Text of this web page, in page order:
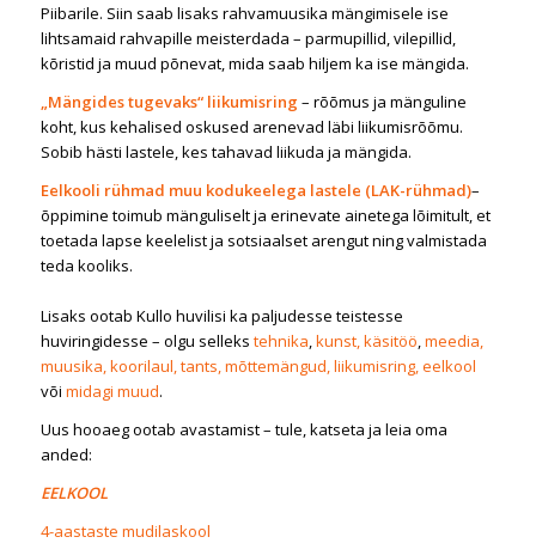
Piibarile. Siin saab lisaks rahvamuusika mängimisele ise
lihtsamaid rahvapille meisterdada – parmupillid, vilepillid,
kõristid ja muud põnevat, mida saab hiljem ka ise mängida.
„Mängides tugevaks“ liikumisring – rõõmus ja mänguline
koht, kus kehalised oskused arenevad läbi liikumisrõõmu.
Sobib hästi lastele, kes tahavad liikuda ja mängida.
Eelkooli rühmad muu kodukeelega lastele (LAK-rühmad)–
õppimine toimub mänguliselt ja erinevate ainetega lõimitult, et
toetada lapse keelelist ja sotsiaalset arengut ning valmistada
teda kooliks.
Lisaks ootab Kullo huvilisi ka paljudesse teistesse
huviringidesse – olgu selleks tehnika,kunst, käsitöö,meedia,
muusika, koorilaul,tants,mõttemängud, liikumisring,eelkool
või midagi muud.
Uus hooaeg ootab avastamist – tule, katseta ja leia oma
anded:
EELKOOL
4-aastaste mudilaskool